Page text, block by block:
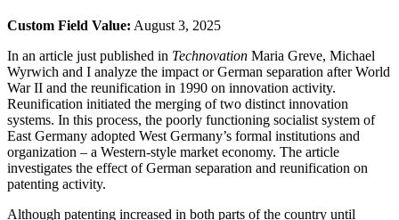
Custom Field Value: August 3, 2025
In an article just published in Technovation Maria Greve, Michael
Wyrwich and I analyze the impact or German separation after World
War II and the reunification in 1990 on innovation activity.
Reunification initiated the merging of two distinct innovation
systems. In this process, the poorly functioning socialist system of
East Germany adopted West Germany’s formal institutions and
organization – a Western-style market economy. The article
investigates the effect of German separation and reunification on
patenting activity.
Although patenting increased in both parts of the country until